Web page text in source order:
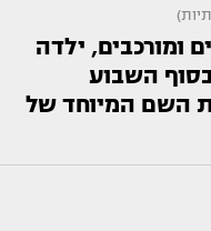
ומורכבים, ילדה
השבוע
השם המיוחד של